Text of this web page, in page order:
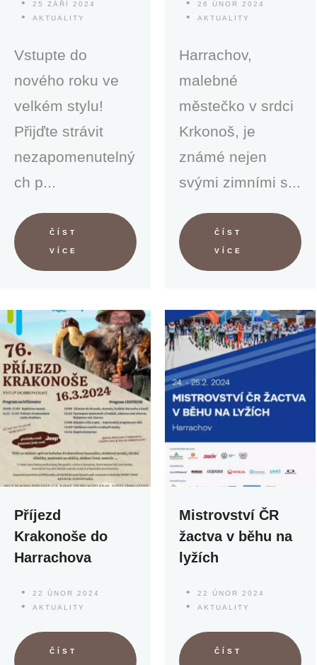
25 ZÁŘÍ 2024
AKTUALITY
Vstupte do
nového roku ve
velkém stylu!
Přijďte strávit
nezapomenutelný
ch p...
ČÍST
VÍCE
26 ÚNOR 2024
AKTUALITY
Harrachov,
malebné
městečko v srdci
Krkonoš, je
známé nejen
svými zimními s...
ČÍST
VÍCE
Příjezd
Krakonoše do
Harrachova
22 ÚNOR 2024
AKTUALITY
ČÍST
Mistrovství ČR
žactva v běhu na
lyžích
22 ÚNOR 2024
AKTUALITY
ČÍST